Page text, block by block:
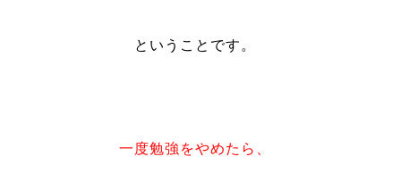
ということです。
一度勉強をやめたら、